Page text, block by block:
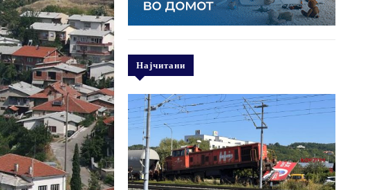
Најчитани